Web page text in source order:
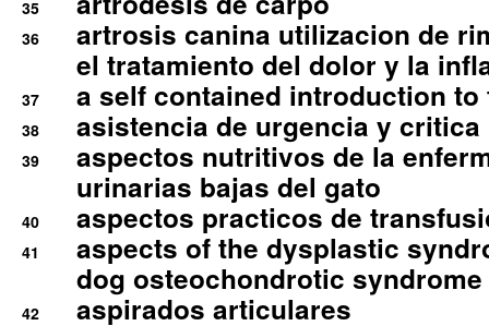
35
36
artrosis canina utilizacion de
el tratamiento del dolor y la
37 a self contained introduction
38 asistencia de urgencia y
39
aspectos nutritivos de la
urinarias bajas del gato
40 aspectos practicos de
41
aspects of the dysplastic
dog osteochondrotic syndrome
42 aspirados articulares